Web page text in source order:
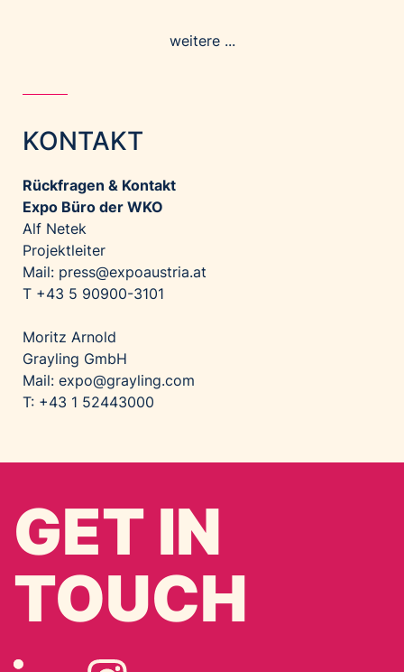
weitere ...
KONTAKT
Rückfragen & Kontakt
Expo Büro der WKO
Alf Netek
Projektleiter
Mail: press@expoaustria.at
T +43 5 90900-3101
Moritz Arnold
Grayling GmbH
Mail: expo@grayling.com
T: +43 1 52443000
GET IN
TOUCH